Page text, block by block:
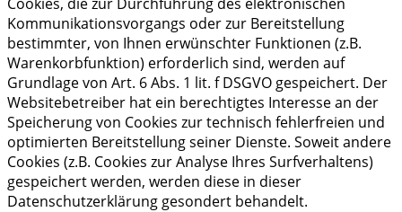
Kommunikationsvorgangs oder zur Bereitstellung
bestimmter, von Ihnen erwünschter Funktionen (z.B.
Warenkorbfunktion) erforderlich sind, werden auf
Grundlage von Art. 6 Abs. 1 lit. f DSGVO gespeichert. Der
Websitebetreiber hat ein berechtigtes Interesse an der
Speicherung von Cookies zur technisch fehlerfreien und
optimierten Bereitstellung seiner Dienste. Soweit andere
Cookies (z.B. Cookies zur Analyse Ihres Surfverhaltens)
gespeichert werden, werden diese in dieser
Datenschutzerklärung gesondert behandelt.